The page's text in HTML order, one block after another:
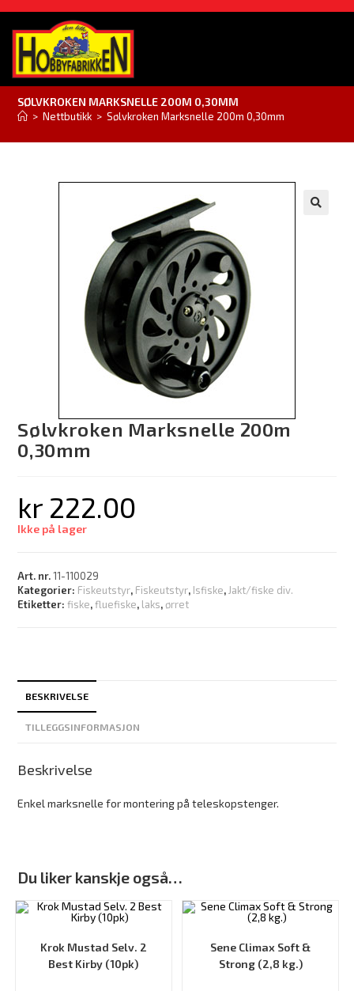
SØLVKROKEN MARKSNELLE 200M 0,30MM
> Nettbutikk > Sølvkroken Marksnelle 200m 0,30mm
Sølvkroken Marksnelle 200m
0,30mm
kr 222.00
Ikke på lager
Art. nr.11-110029
Kategorier: Fiskeutstyr, Fiskeutstyr, Isfiske, Jakt/fiske div.
Etiketter:fiske,fluefiske, laks, ørret
BESKRIVELSE
TILLEGGSINFORMASJON
Beskrivelse
Enkel marksnelle for montering på teleskopstenger.
Du liker kanskje også…
Krok Mustad Selv. 2
Best Kirby (10pk)
Sene Climax Soft &
Strong (2,8 kg.)